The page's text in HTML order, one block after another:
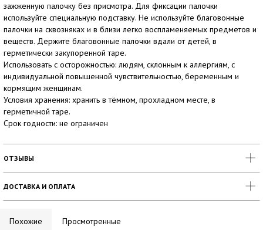
зажженную палочку без присмотра. Для фиксации палочки
используйте специальную подставку. Не используйте благовонные
палочки на сквозняках и в близи легко воспламеняемых предметов и
веществ. Держите благовонные палочки вдали от детей, в
герметически закупоренной таре.
Использовать с осторожностью: людям, склонным к аллергиям, с
индивидуальной повышенной чувствительностью, беременным и
кормящим женщинам.
Условия хранения: хранить в тёмном, прохладном месте, в
герметичной таре.
Срок годности: не ограничен
ОТЗЫВЫ
ДОСТАВКА И ОПЛАТА
Похожие Просмотренные